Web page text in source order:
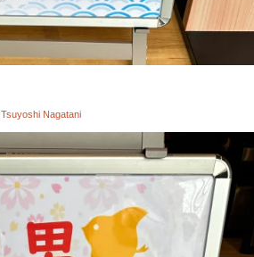
Tsuyoshi Nagatani